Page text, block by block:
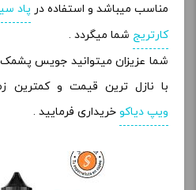
مناسب میباشد و استفاده در پاد
کارتریج شما میگردد .
شما عزیزان میتوانید جویس
با نازل ترین قیمت و کمترین
ویپ دیاکو خریداری فرمایید .